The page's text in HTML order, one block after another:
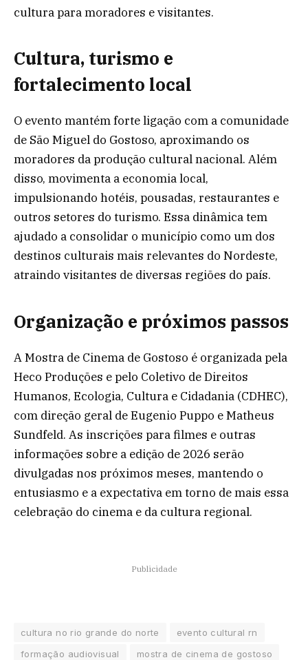
cultura para moradores e visitantes.
Cultura, turismo e
fortalecimento local
O evento mantém forte ligação com a comunidade
de São Miguel do Gostoso, aproximando os
moradores da produção cultural nacional. Além
disso, movimenta a economia local,
impulsionando hotéis, pousadas, restaurantes e
outros setores do turismo. Essa dinâmica tem
ajudado a consolidar o município como um dos
destinos culturais mais relevantes do Nordeste,
atraindo visitantes de diversas regiões do país.
Organização e próximos passos
A Mostra de Cinema de Gostoso é organizada pela
Heco Produções e pelo Coletivo de Direitos
Humanos, Ecologia, Cultura e Cidadania (CDHEC),
com direção geral de Eugenio Puppo e Matheus
Sundfeld. As inscrições para filmes e outras
informações sobre a edição de 2026 serão
divulgadas nos próximos meses, mantendo o
entusiasmo e a expectativa em torno de mais essa
celebração do cinema e da cultura regional.
Publicidade
cultura no rio grande do norte
evento cultural rn
formação audiovisual
mostra de cinema de gostoso